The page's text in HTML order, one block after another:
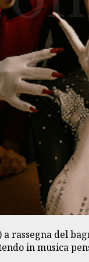
a rassegna del
in musica